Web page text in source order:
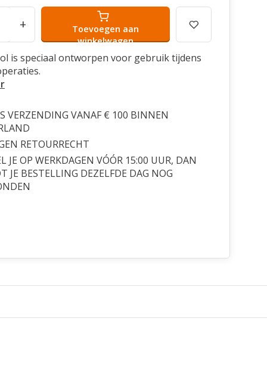
+
Toevoegen aan
winkelwagen
is speciaal ontworpen voor gebruik tijdens
VERZENDING VANAF € 100 BINNEN
RETOURRECHT
JE OP WERKDAGEN VÓÓR 15:00 UUR, DAN
JE BESTELLING DEZELFDE DAG NOG